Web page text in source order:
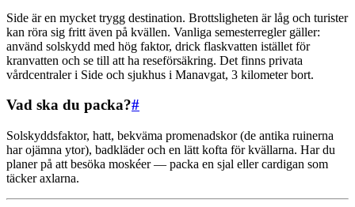
Side är en mycket trygg destination. Brottsligheten är låg och turister
kan röra sig fritt även på kvällen. Vanliga semesterregler gäller:
använd solskydd med hög faktor, drick flaskvatten istället för
kranvatten och se till att ha reseförsäkring. Det finns privata
vårdcentraler i Side och sjukhus i Manavgat, 3 kilometer bort.
Vad ska du packa?#
Solskyddsfaktor, hatt, bekväma promenadskor (de antika ruinerna
har ojämna ytor), badkläder och en lätt kofta för kvällarna. Har du
planer på att besöka moskéer — packa en sjal eller cardigan som
täcker axlarna.